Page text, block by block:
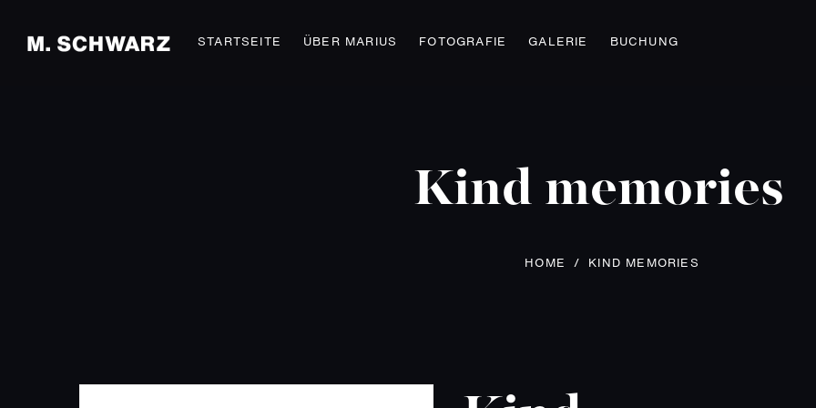
STARTSEITE ÜBER MARIUS FOTOGRAFIE GALERIE BUCHUNG
Kind memories
HOME / KIND MEMORIES